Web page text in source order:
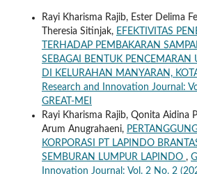
Rayi Kharisma Rajib, Ester Delima
Theresia Sitinjak, EFEKTIVITAS
TERHADAP PEMBAKARAN
SEBAGAI BENTUK PENCEMARAN
DI KELURAHAN MANYARAN,
Research and Innovation Journal:
GREAT-MEI
Rayi Kharisma Rajib, Qonita Aidina
Arum Anugrahaeni,
KORPORASI PT LAPINDO
SEMBURAN LUMPUR LAPINDO ,
Innovation Journal: Vol. 2 No. 2